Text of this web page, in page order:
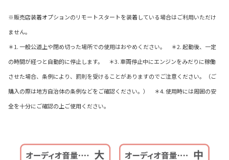
※販売店装着オプションのリモートスタートを装着している場合はご利用いただけ
ません。
＊1. 一般公道上や閉め切った場所での使用はおやめください。 ＊2. 起動後、一定
の時間が経つと自動的に停止します。 ＊3. 車両停止中にエンジンをみだりに稼働
させた場合、条例により、罰則を受けることがありますのでご注意ください。（ご
購入の際は地方自治体の条例などをご確認ください。） ＊4. 使用時には周囲の安
全を十分にご確認の上ご使用ください。